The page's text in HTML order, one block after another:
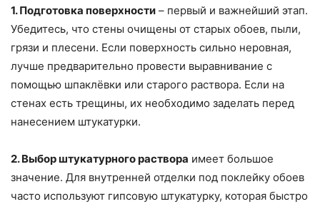
1. Подготовка поверхности – первый и важнейший этап.
Убедитесь, что стены очищены от старых обоев, пыли,
грязи и плесени. Если поверхность сильно неровная,
лучше предварительно провести выравнивание с
помощью шпаклёвки или старого раствора. Если на
стенах есть трещины, их необходимо заделать перед
нанесением штукатурки.
2. Выбор штукатурного раствора имеет большое
значение. Для внутренней отделки под поклейку обоев
часто используют гипсовую штукатурку, которая быстро